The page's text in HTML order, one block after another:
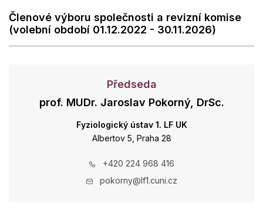
Členové výboru společnosti a revizní komise
(volební období 01.12.2022 - 30.11.2026)
Předseda
prof. MUDr. Jaroslav Pokorný, DrSc.
Fyziologický ústav 1. LF UK
Albertov 5, Praha 28
+420 224 968 416
pokorny@lf1.cuni.cz